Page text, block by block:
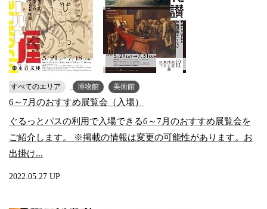
すべてのエリア 博物館 美術館
6～7月のおすすめ展覧会（入場）
ぐるっとパスの利用で入場できる6～7月のおすすめ展覧会を
ご紹介します。 ※掲載の情報は変更の可能性があります。お
出掛け...
2022.05.27 UP